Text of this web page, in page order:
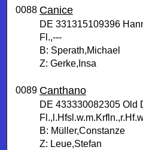
0088 Canice
DE 331315109396
Fl.,---
B: Sperath,Michael
Z: Gerke,Insa
0089 Canthano
DE 433330082305 Old
B: Müller,Constanze
Z: Leue,Stefan